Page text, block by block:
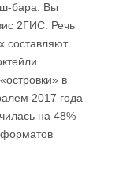
бара. Вы
2ГИС. Речь
составляют
в
2017 года
на 48% —